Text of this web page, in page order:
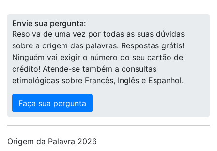
Envie sua pergunta:
Resolva de uma vez por todas as suas dúvidas
sobre a origem das palavras. Respostas grátis!
Ninguém vai exigir o número do seu cartão de
crédito! Atende-se também a consultas
etimológicas sobre Francês, Inglês e Espanhol.
Faça sua pergunta
Origem da Palavra 2026